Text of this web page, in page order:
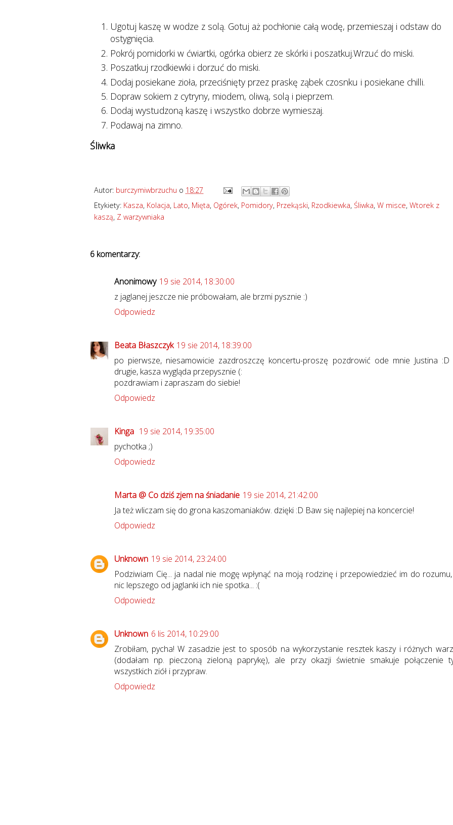
Ugotuj kaszę w wodze z solą. Gotuj aż pochłonie całą wodę, przemieszaj i odstaw do
ostygnięcia.
Pokrój pomidorki w ćwiartki, ogórka obierz ze skórki i poszatkuj.Wrzuć do miski.
Poszatkuj rzodkiewki i dorzuć do miski.
Dodaj posiekane zioła, przeciśnięty przez praskę ząbek czosnku i posiekane chilli.
Dopraw sokiem z cytryny, miodem, oliwą, solą i pieprzem.
Dodaj wystudzoną kaszę i wszystko dobrze wymieszaj.
Podawaj na zimno.
Śliwka
Autor: burczymiwbrzuchu o 18:27
Etykiety: Kasza, Kolacja, Lato, Mięta, Ogórek, Pomidory, Przekąski, Rzodkiewka, Śliwka, W misce, Wtorek z
kaszą, Z warzywniaka
6 komentarzy:
Anonimowy 19 sie 2014, 18:30:00
z jaglanej jeszcze nie próbowałam, ale brzmi pysznie :)
Odpowiedz
Beata Błaszczyk 19 sie 2014, 18:39:00
po pierwsze, niesamowicie zazdroszczę koncertu-proszę pozdrowić ode mnie Justina
drugie, kasza wygląda przepysznie (:
pozdrawiam i zapraszam do siebie!
Odpowiedz
Kinga 19 sie 2014, 19:35:00
pychotka ;)
Odpowiedz
Marta @ Co dziś zjem na śniadanie 19 sie 2014, 21:42:00
Ja też wliczam się do grona kaszomaniaków. dzięki :D Baw się najlepiej na koncercie!
Odpowiedz
Unknown 19 sie 2014, 23:24:00
Podziwiam Cię... ja nadal nie mogę wpłynąć na moją rodzinę i przepowiedzieć im do
nic lepszego od jaglanki ich nie spotka... :(
Odpowiedz
Unknown 6 lis 2014, 10:29:00
Zrobiłam, pycha! W zasadzie jest to sposób na wykorzystanie resztek kaszy i różnych
(dodałam np. pieczoną zieloną paprykę), ale przy okazji świetnie smakuje połączenie
wszystkich ziół i przypraw.
Odpowiedz